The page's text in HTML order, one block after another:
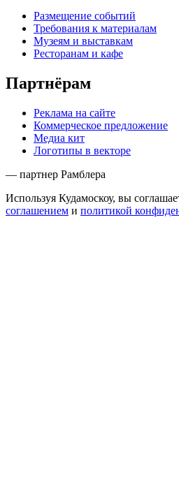
Размещение событий
Требования к материалам
Музеям и выставкам
Ресторанам и кафе
Партнёрам
Реклама на сайте
Коммерческое предложение
Медиа кит
Логотипы в векторе
— партнер Рамблера
Используя Кудамоскоу, вы
соглашением и политикой